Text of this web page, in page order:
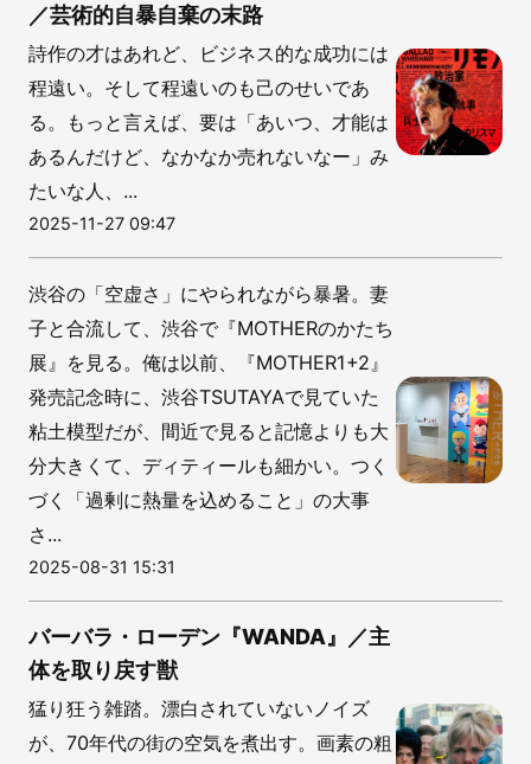
／芸術的自暴自棄の末路
詩作の才はあれど、ビジネス的な成功には
程遠い。そして程遠いのも己のせいであ
る。もっと言えば、要は「あいつ、才能は
あるんだけど、なかなか売れないなー」み
たいな人、...
2025-11-27 09:47
渋谷の「空虚さ」にやられながら暴暑。妻
子と合流して、渋谷で『MOTHERのかたち
展』を見る。俺は以前、『MOTHER1+2』
発売記念時に、渋谷TSUTAYAで見ていた
粘土模型だが、間近で見ると記憶よりも大
分大きくて、ディティールも細かい。つく
づく「過剰に熱量を込めること」の大事
さ...
2025-08-31 15:31
バーバラ・ローデン『WANDA』／主
体を取り戻す獣
猛り狂う雑踏。漂白されていないノイズ
が、70年代の街の空気を煮出す。画素の粗